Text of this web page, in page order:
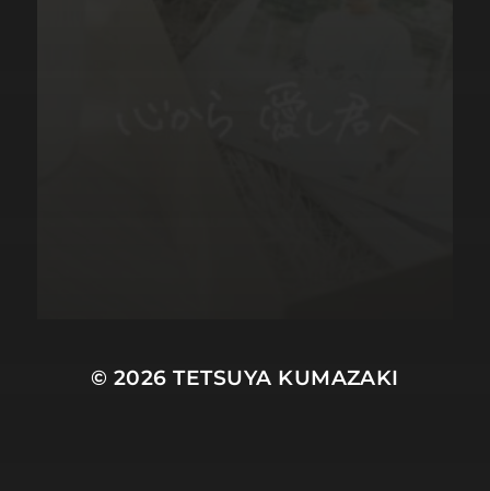
© 2026TETSUYA KUMAZAKI